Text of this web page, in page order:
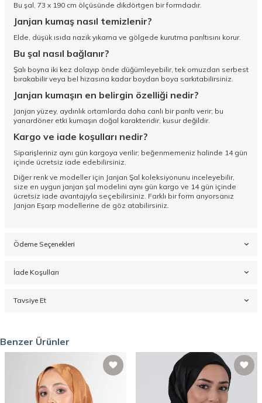
Bu şal, 73 x 190 cm ölçüsünde dikdörtgen bir formdadır.
Janjan kumaş nasıl temizlenir?
Elde, düşük ısıda nazik yıkama ve gölgede kurutma parıltısını korur.
Bu şal nasıl bağlanır?
Şalı boyna iki kez dolayıp önde düğümleyebilir, tek omuzdan serbest
bırakabilir veya bel hizasına kadar boydan boya sarkıtabilirsiniz.
Janjan kumaşın en belirgin özelliği nedir?
Janjan yüzey, aydınlık ortamlarda daha canlı bir parıltı verir; bu
yanardöner etki kumaşın doğal karakteridir, kusur değildir.
Kargo ve iade koşulları nedir?
Siparişleriniz aynı gün kargoya verilir; beğenmemeniz halinde 14 gün
içinde ücretsiz iade edebilirsiniz.
Diğer renk ve modeller için Janjan Şal koleksiyonunu inceleyebilir,
size en uygun janjan şal modelini aynı gün kargo ve 14 gün içinde
ücretsiz iade avantajıyla seçebilirsiniz. Farklı bir form arıyorsanız
Janjan Eşarp modellerine de göz atabilirsiniz.
Ödeme Seçenekleri
İade Koşulları
Tavsiye Et
Benzer Ürünler